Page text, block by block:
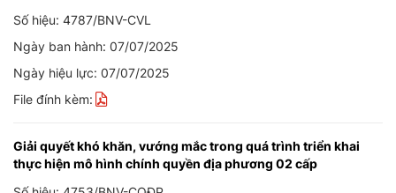
Số hiệu: 4787/BNV-CVL
Ngày ban hành: 07/07/2025
Ngày hiệu lực: 07/07/2025
File đính kèm:
Giải quyết khó khăn, vướng mắc trong quá trình triển khai
thực hiện mô hình chính quyền địa phương 02 cấp